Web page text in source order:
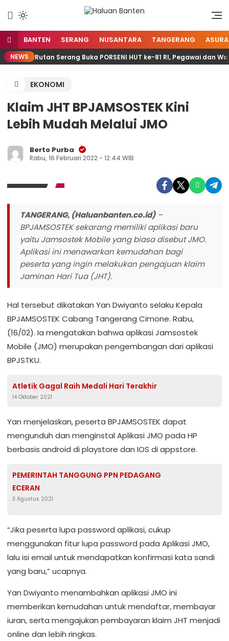
konten
BANTEN SERANG NUSANTARA TANGERANG
NEWS Rutan Serang Buka PORSENI HUT ke-81 RI, Pegawai dan
EKONOMI
Klaim JHT BPJAMSOSTEK Kini
Lebih Mudah Melalui JMO
Berto Purba
Rabu, 16 Februari 2022 - 12:44 WIB
TANGERANG, (Haluanbanten.co.id)–
BPJAMSOSTEK sekarang memiliki aplikasi baru
yaitu Jamsostek Mobile yang biasa disebut JMO.
Aplikasi ini menawarkan kemudahan bagi
peserta yang ingin melakukan pengajuan klaim
Jaminan Hari Tua (JHT).
Hal tersebut dikatakan Yan Dwiyanto selaku Kepala
BPJAMSOSTEK Cabang Tangerang Cimone. Rabu,
(16/02). Ia mengatakan bahwa aplikasi Jamsostek
Mobile (JMO) merupakan pengembangan dari aplikasi
BPJSTKU.
Atletik Gagal Raih Medali Hari Terakhir
14 Oktober 2021
Yan menjelaskan, peserta BPJAMSOSTEK dapat
mengunduh dan menginstal Aplikasi JMO pada HP
berbasis android di playstore dan IOS di appstore.
PEMERINTAH TANGGUNG PPN PEDAGANG
ECERAN
3 Agustus 2021
“Jika peserta lupa password aplikasi, cukup
menggunakan fitur lupa password pada Aplikasi JMO,
lalu isi email untuk mendapatkan konfirmasi kata sandi
yang baru,” ucapnya.
Yan Dwiyanto menambahkan aplikasi JMO ini
memberikan kemudahan untuk mendaftar, membayar
iuran, serta mengajukan pembayaran klaim JHT menjadi
online dan lebih ringkas.